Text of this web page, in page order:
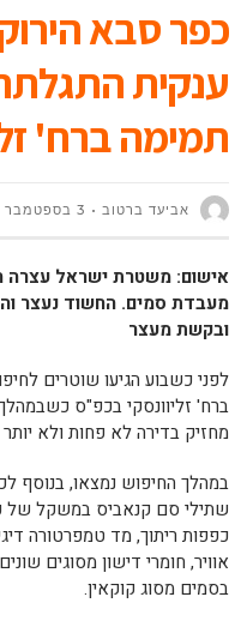
כפר סבא
ענקית
תמימה ברח'
אביעד ברטוב 3 בספטמבר 2019
אישום: משטרת ישראל עצרה
מעבדת סמים. החשוד נעצר
ובקשת מעצר
לפני כשבוע הגיעו שוטרים
ברח' זליוונסקי בכפ"ס
מחזיק בדירה לא פחות ולא
כפפות ריתוך, מד טמפרטורה
אוויר, חומרי דישון מסוגים
בסמים מסוג קוקאין.